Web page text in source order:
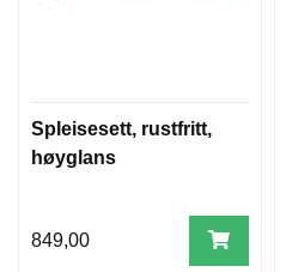
Spleisesett, rustfritt,
høyglans
849,00